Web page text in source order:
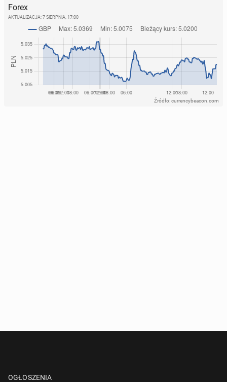
Forex
AKTUALIZACJA: 7 SIERPNIA, 17:00
Źródło: currencybeacon.com
OGŁOSZENIA